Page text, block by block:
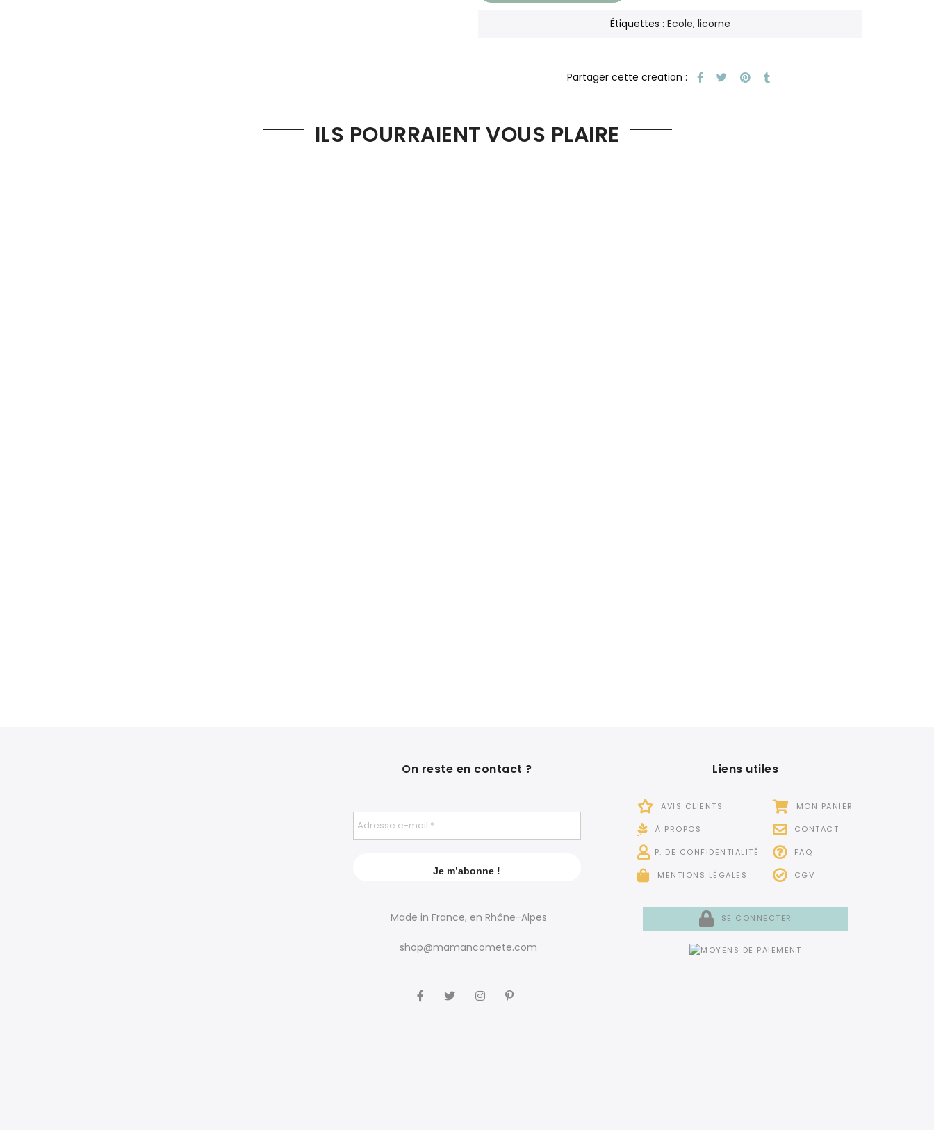
Étiquettes : Ecole, licorne
ILS POURRAIENT VOUS PLAIRE
On reste en contact ?
Made in France, en Rhône-Alpes
shop@mamancomete.com
Liens utiles
AVIS CLIENTS
À PROPOS
P. DE CONFIDENTIALITÉ
MENTIONS LÉGALES
MON PANIER
CONTACT
FAQ
CGV
SE CONNECTER